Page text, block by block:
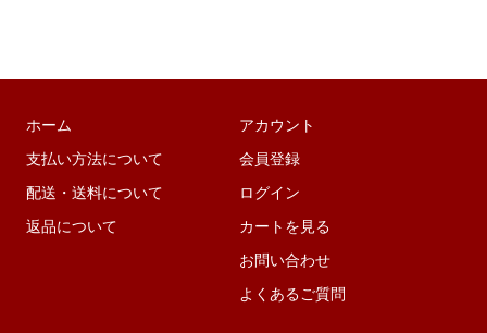
ホーム
支払い方法について
配送・送料について
返品について
アカウント
会員登録
ログイン
カートを見る
お問い合わせ
よくあるご質問